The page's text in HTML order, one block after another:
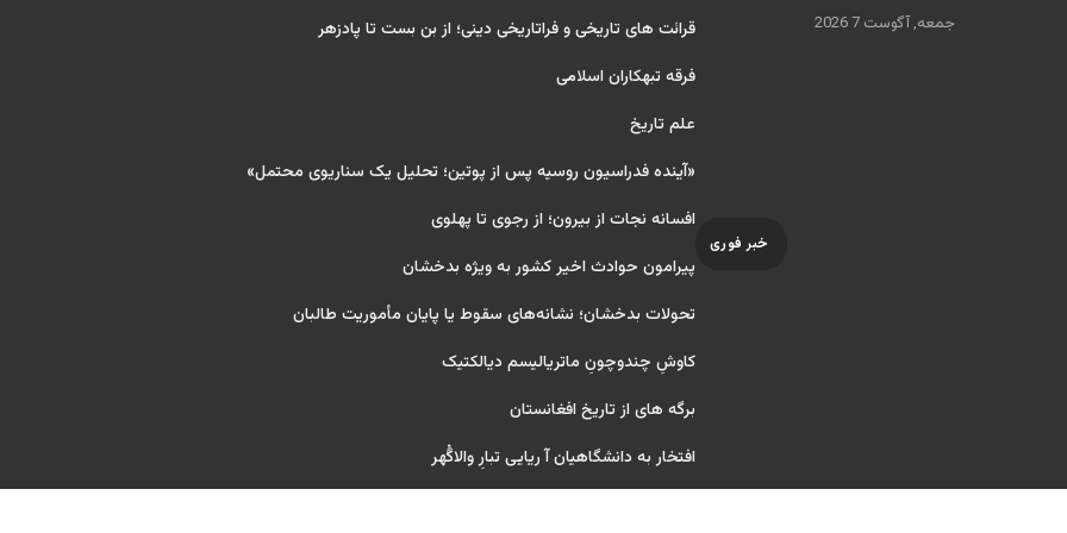
جمعه, آگوست 7 2026
خبر فوری
قرائت های تاریخی و فراتاریخی دینی؛ از بن بست تا پادزهر
فرقه تبهکاران اسلامی
علم تاریخ
«آینده فدراسیون روسیه پس از پوتین؛ تحلیل یک سناریوی محتمل»
افسانه نجات از بیرون؛ از رجوی تا پهلوی
پیرامون حوادث اخیر کشور به ویژه بدخشان
تحولات بدخشان؛ نشانه‌های سقوط یا پایان مأموریت طالبان
کاوشِ چندو‌چونِ ماتریالیسم دیالکتیک
برگه های از تاریخ افغانستان
افتخار به دانشگاهیان آ ریایی تبارِ والاگُهر